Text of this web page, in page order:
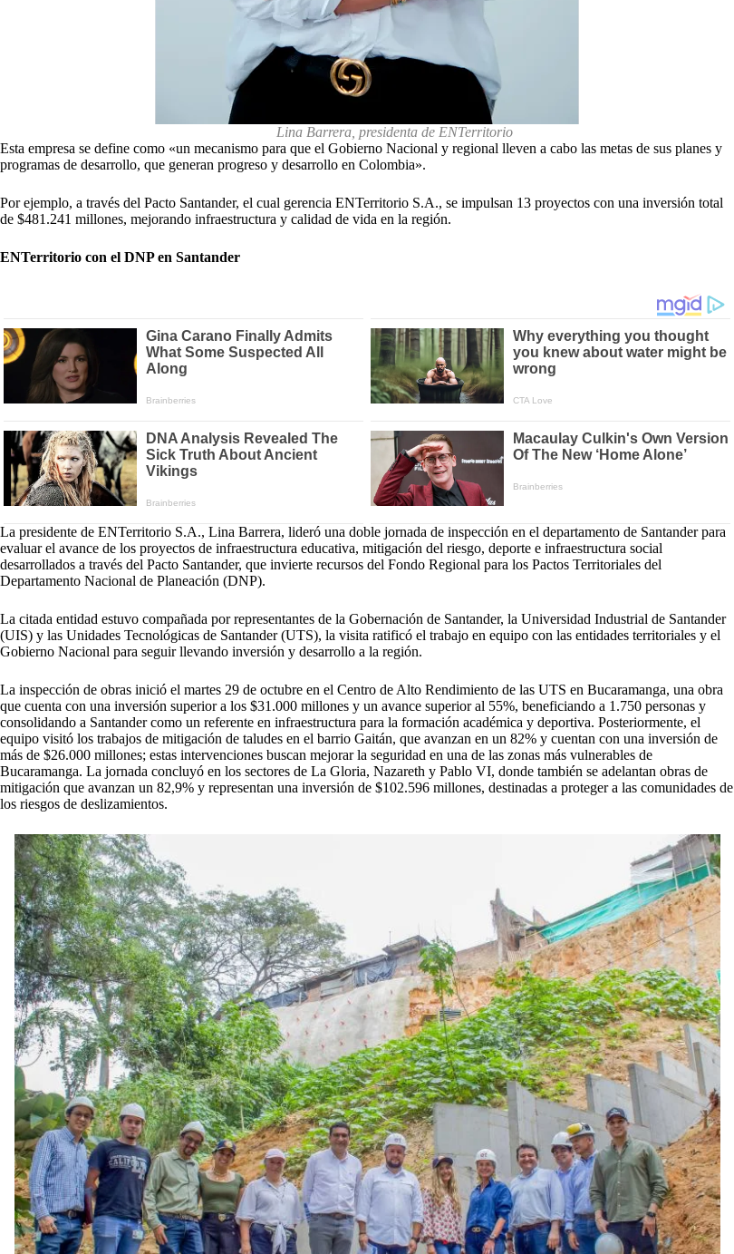
Lina Barrera, presidenta de ENTerritorio
Esta empresa se define como «un mecanismo para que el Gobierno Nacional y regional lleven a cabo las metas de sus planes y
programas de desarrollo, que generan progreso y desarrollo en Colombia».
Por ejemplo, a través del Pacto Santander, el cual gerencia ENTerritorio S.A., se impulsan 13 proyectos con una inversión total
de $481.241 millones, mejorando infraestructura y calidad de vida en la región.
ENTerritorio con el DNP en Santander
La presidente de ENTerritorio S.A., Lina Barrera, lideró una doble jornada de inspección en el departamento de Santander para
evaluar el avance de los proyectos de infraestructura educativa, mitigación del riesgo, deporte e infraestructura social
desarrollados a través del Pacto Santander, que invierte recursos del Fondo Regional para los Pactos Territoriales del
Departamento Nacional de Planeación (DNP).
La citada entidad estuvo compañada por representantes de la Gobernación de Santander, la Universidad Industrial de Santander
(UIS) y las Unidades Tecnológicas de Santander (UTS), la visita ratificó el trabajo en equipo con las entidades territoriales y el
Gobierno Nacional para seguir llevando inversión y desarrollo a la región.
La inspección de obras inició el martes 29 de octubre en el Centro de Alto Rendimiento de las UTS en Bucaramanga, una obra
que cuenta con una inversión superior a los $31.000 millones y un avance superior al 55%, beneficiando a 1.750 personas y
consolidando a Santander como un referente en infraestructura para la formación académica y deportiva. Posteriormente, el
equipo visitó los trabajos de mitigación de taludes en el barrio Gaitán, que avanzan en un 82% y cuentan con una inversión de
más de $26.000 millones; estas intervenciones buscan mejorar la seguridad en una de las zonas más vulnerables de
Bucaramanga. La jornada concluyó en los sectores de La Gloria, Nazareth y Pablo VI, donde también se adelantan obras de
mitigación que avanzan un 82,9% y representan una inversión de $102.596 millones, destinadas a proteger a las comunidades de
los riesgos de deslizamientos.